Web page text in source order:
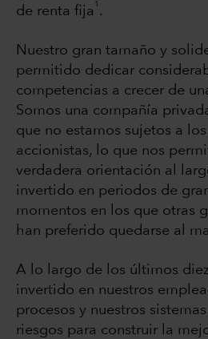
de renta fija
1
.
Nuestro gran tamaño y
permitido dedicar
competencias a crecer de
Somos una compañía
que no estamos sujetos a
accionistas, lo que nos
verdadera orientación al
invertido en periodos de
momentos en los que otras
han preferido quedarse al
A lo largo de los últimos
invertido en nuestros
procesos y nuestros
riesgos para construir la